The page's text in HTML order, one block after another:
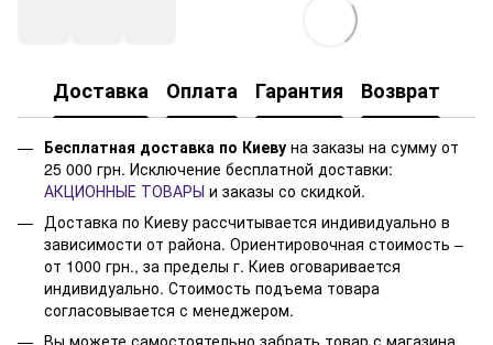
Доставка Оплата Гарантия Возврат
Бесплатная доставка по Киеву на заказы на сумму от
25 000 грн. Исключение бесплатной доставки:
АКЦИОННЫЕ ТОВАРЫ и заказы со скидкой.
Доставка по Киеву рассчитывается индивидуально в
зависимости от района. Ориентировочная стоимость –
от 1000 грн., за пределы г. Киев оговаривается
индивидуально. Стоимость подъема товара
согласовывается с менеджером.